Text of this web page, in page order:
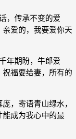
，传承不变的爱
爱的，我要爱你天
年期盼，牛郎爱
福要给妻，所有的
，寄语青山绿水，
能成为我心中的最